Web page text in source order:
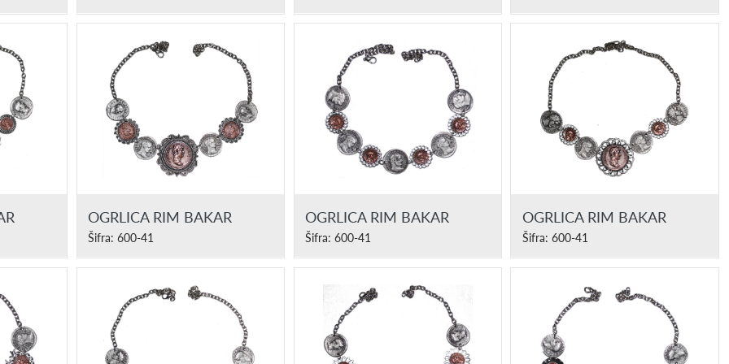
OGRLICA RIM BAKAR
Šifra: 600-41
OGRLICA RIM BAKAR
Šifra: 600-41
OGRLICA RIM BAKAR
Šifra: 600-41